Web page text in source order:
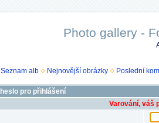
Photo gallery -
Seznam alb Nejnovější obrázky Poslední
pro přihlášení
Varování, váš